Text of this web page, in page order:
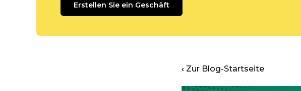
Erstellen Sie ein Geschäft
‹ Zur Blog-Startseite